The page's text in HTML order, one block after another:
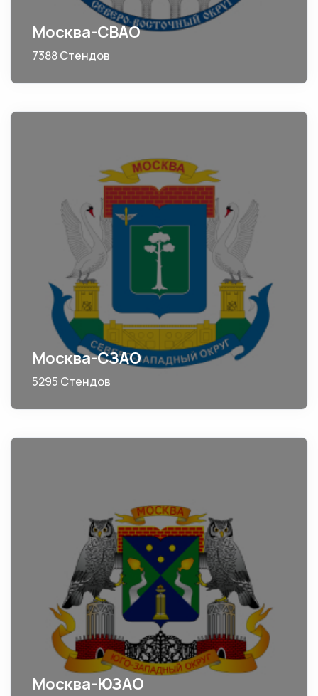
Москва-СВАО
7388 Стендов
Москва-СЗАО
5295 Стендов
Москва-ЮЗАО